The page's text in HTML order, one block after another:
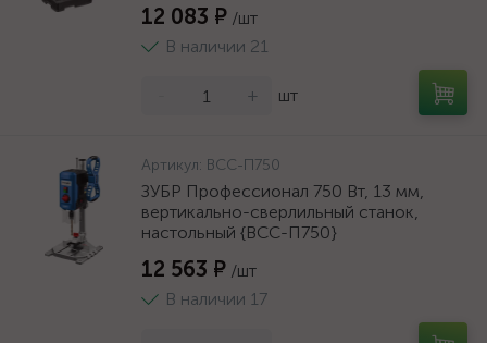
12 083 ₽ /шт
В наличии 21
+ шт
Артикул: ВСС-П750
ЗУБР Профессионал 750 Вт, 13 мм,
вертикально-сверлильный станок,
настольный {ВСС-П750}
12 563 ₽ /шт
В наличии 17